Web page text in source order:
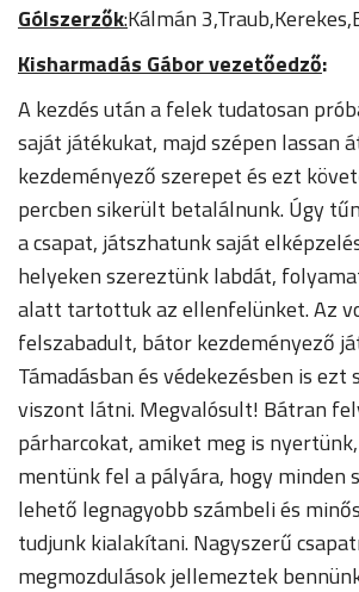
Gólszerzők:Kálmán
Kisharmadás Gábor vezetőedző:
A kezdés után a felek tudatosan
saját játékukat, majd szépen lassan
kezdeményező szerepet és ezt
percben sikerült betalálnunk. Úgy
a csapat, játszhatunk saját
helyeken szereztünk labdát,
alatt tartottuk az ellenfelünket. Az
felszabadult, bátor kezdeményező
Támadásban és védekezésben is
viszont látni. Megvalósult! Bátran
párharcokat, amiket meg is
mentünk fel a pályára, hogy minden
lehető legnagyobb számbeli és
tudjunk kialakítani. Nagyszerű
megmozdulások jellemeztek